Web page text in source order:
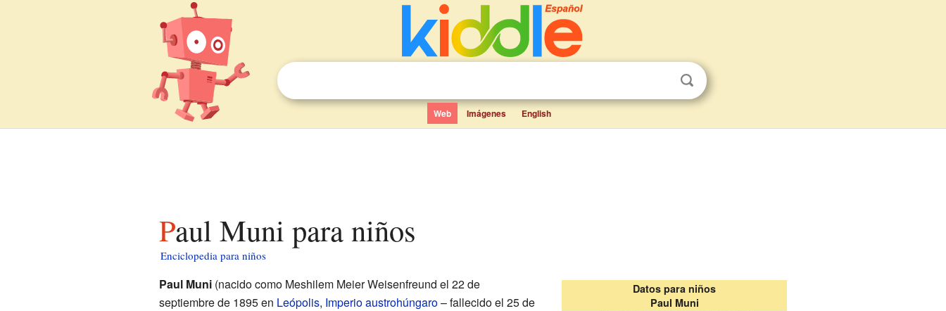
Web Imágenes English
Paul Muni para niños
Enciclopedia para niños
Datos para niños
Paul Muni
Paul Muni(nacido como Meshilem Meier Weisenfreund el 22 de
septiembre de 1895 en Leópolis, Imperio austrohúngaro– fallecido el 25 de